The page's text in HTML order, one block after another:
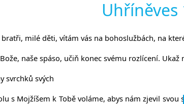
v
Uhříněves
milé děti, vítám vás na bohoslužbách, na
naše spáso, učiň konec svému rozlícení.
svrchků svých
s Mojžíšem k Tobě voláme, abys nám zjevil